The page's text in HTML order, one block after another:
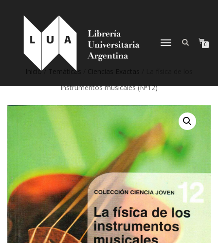
NAVEGACIÓN
0
Inicio/ Temáticas
instrumentos musicales (Nª12)